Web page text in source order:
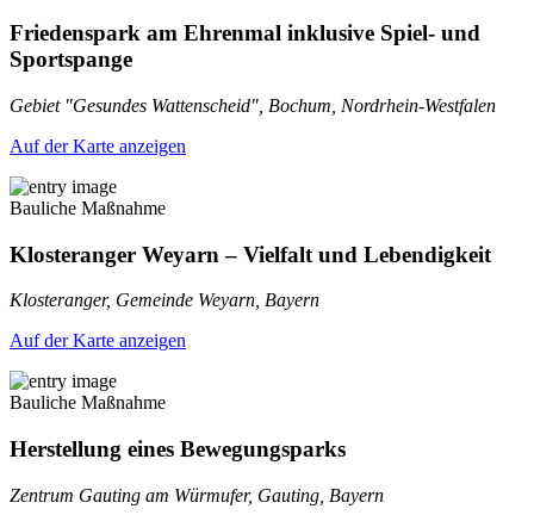
Friedenspark am Ehrenmal inklusive Spiel- und
Sportspange
Gebiet "Gesundes Wattenscheid", Bochum, Nordrhein-Westfalen
Auf der Karte anzeigen
Bauliche Maßnahme
Klosteranger Weyarn – Vielfalt und Lebendigkeit
Klosteranger, Gemeinde Weyarn, Bayern
Auf der Karte anzeigen
Bauliche Maßnahme
Herstellung eines Bewegungsparks
Zentrum Gauting am Würmufer, Gauting, Bayern